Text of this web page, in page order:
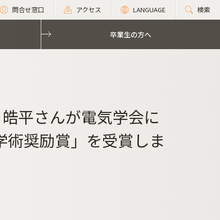
問合せ窓口 アクセス LANGUAGE 検索
卒業生の方へ
平さんが電気学会に
奨励賞」を受賞しま